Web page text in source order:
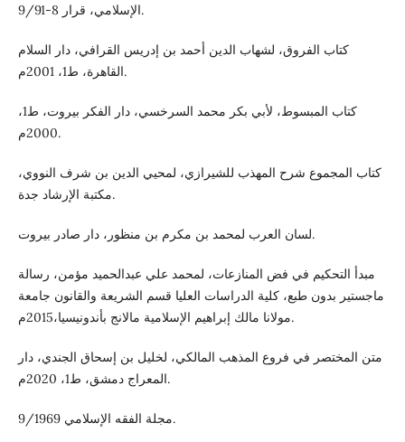
الإسلامي، قرار 8-9/91.
كتاب الفروق، لشهاب الدين أحمد بن إدريس القرافي، دار السلام
القاهرة، ط1، 2001م.
كتاب المبسوط، لأبي بكر محمد السرخسي، دار الفكر بيروت، ط1،
2000م.
كتاب المجموع شرح المهذب للشيرازي، لمحيي الدين بن شرف النووي،
مكتبة الإرشاد جدة.
لسان العرب لمحمد بن مكرم بن منظور، دار صادر بيروت.
مبدأ التحكيم في فض المنازعات، لمحمد علي عبدالحميد مؤمن، رسالة
ماجستير بدون طبع، كلية الدراسات العليا قسم الشريعة والقانون جامعة
مولانا مالك إبراهيم الإسلامية مالانج بأندونيسيا،2015م.
متن المختصر في فروع المذهب المالكي، لخليل بن إسحاق الجندي، دار
المعراج دمشق، ط1، 2020م.
مجلة الفقه الإسلامي 9/1969.